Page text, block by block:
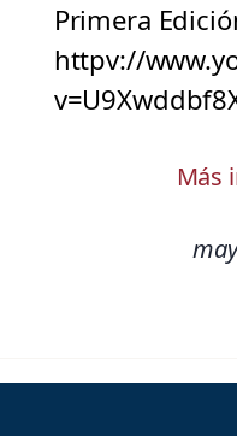
Primera
httpv://
Más